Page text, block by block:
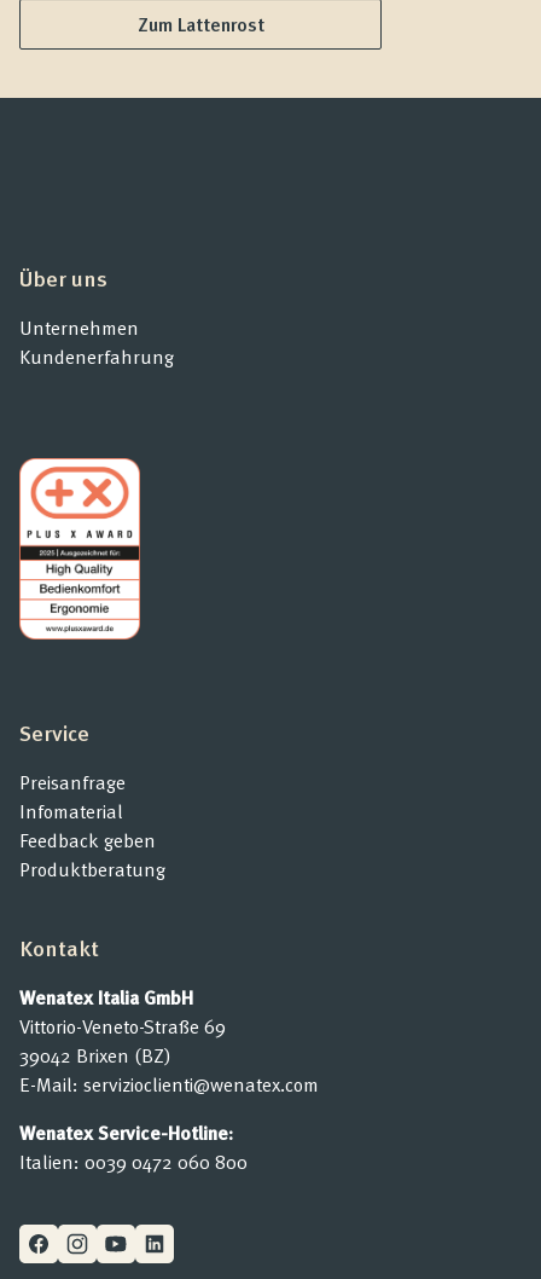
Zum Lattenrost
Über uns
Unternehmen
Kundenerfahrung
Service
Preisanfrage
Infomaterial
Feedback geben
Produktberatung
Kontakt
Wenatex Italia GmbH
Vittorio-Veneto-Straße 69
39042 Brixen (BZ)
E-Mail: servizioclienti@wenatex.com
Wenatex Service-Hotline:
Italien: 0039 0472 060 800